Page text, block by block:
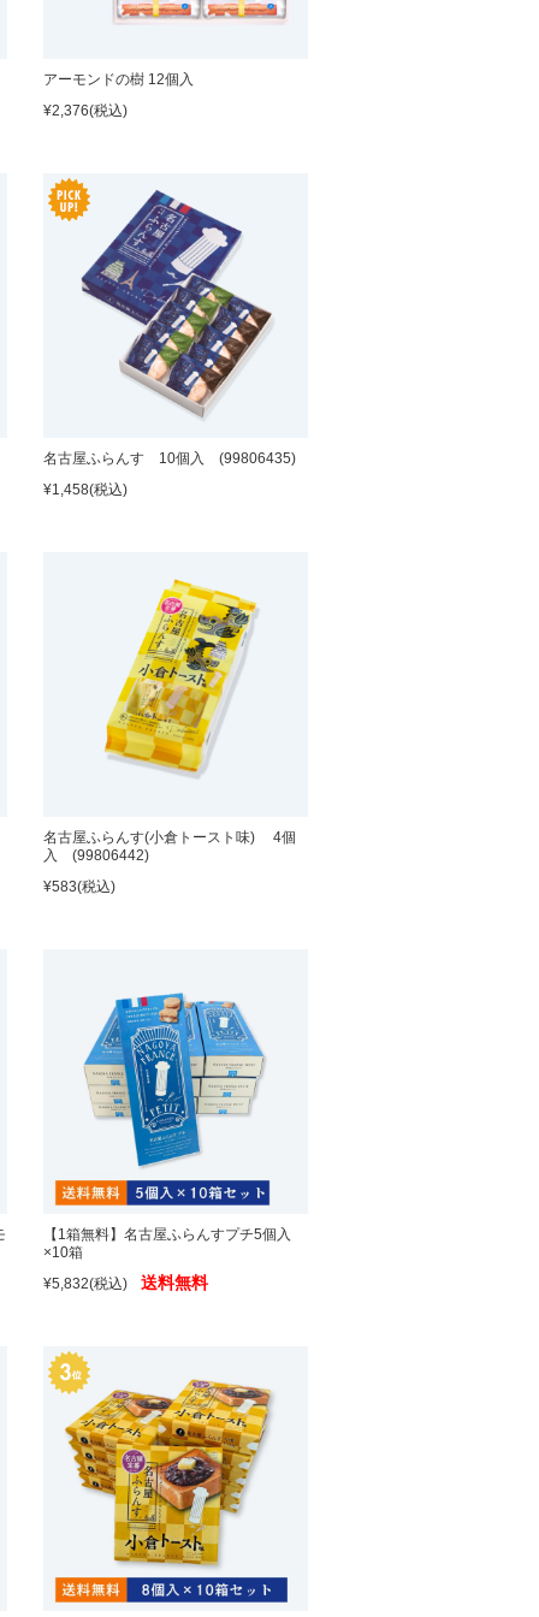
アーモンドの樹 12個入
¥2,376(税込)
名古屋ふらんす 10個入 (99806435)
¥1,458(税込)
名古屋ふらんす(小倉トースト味) 4個
入 (99806442)
¥583(税込)
【1箱無料】名古屋ふらんすプチ5個入
×10箱
¥5,832(税込) 送料無料